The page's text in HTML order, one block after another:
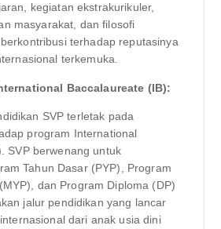
kegiatan ekstrakurikuler,
masyarakat, dan filosofi
terhadap reputasinya
terkemuka.
Baccalaureate (IB):
SVP terletak pada
program International
SVP berwenang untuk
Tahun Dasar (PYP), Program
dan Program Diploma (DP)
jalur pendidikan yang lancar
dari anak usia dini